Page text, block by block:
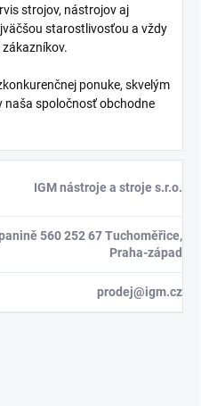
strojov, nástrojov aj
starostlivosťou a vždy
zákazníkov.
ponuke, skvelým
naša spoločnosť obchodne
IGM nástroje a stroje s.r.o.
560 252 67 Tuchoměřice,
Praha-západ
prodej@igm.cz